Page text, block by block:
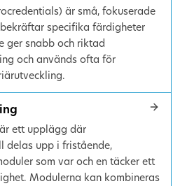
är små, fokuserade
specifika färdigheter
ger snabb och riktad
och används ofta för
ett upplägg där
delas upp i fristående,
som var och en täcker ett
Modulerna kan kombineras